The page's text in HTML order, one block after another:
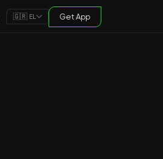
🇬🇷 EL Get App